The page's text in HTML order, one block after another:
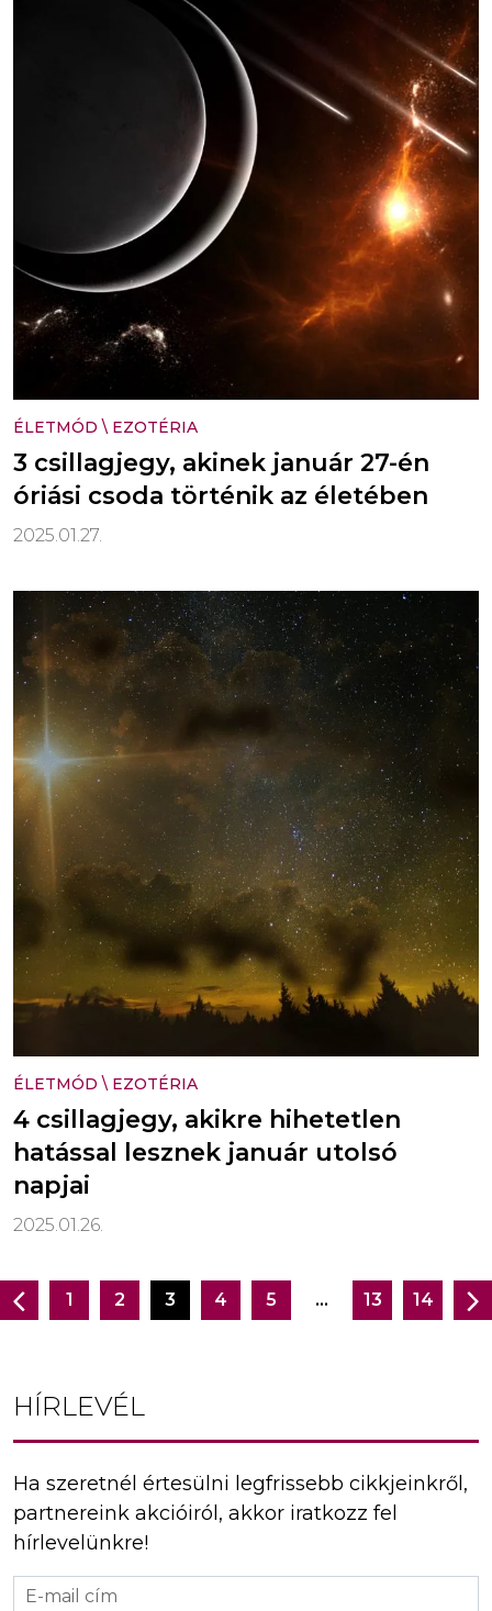
ÉLETMÓD \ EZOTÉRIA
3 csillagjegy, akinek január 27-én
óriási csoda történik az életében
2025.01.27.
ÉLETMÓD \ EZOTÉRIA
4 csillagjegy, akikre hihetetlen
hatással lesznek január utolsó
napjai
2025.01.26.
Bejegyzés
1 2 3 4 5 … 13 14
HÍRLEVÉL
Ha szeretnél értesülni legfrissebb cikkjeinkről,
partnereink akcióiról, akkor iratkozz fel
hírlevelünkre!